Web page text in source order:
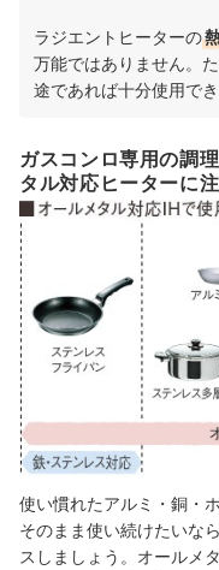
ラジエントヒーターの
万能ではありません。
途であれば十分使用でき
ガスコンロ専用の調
タル対応ヒーターに
使い慣れたアルミ・銅・
そのまま使い続けたいな
スしましょう。オールメ